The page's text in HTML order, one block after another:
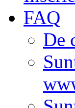
FAQ
De